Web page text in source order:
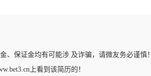
、保证金均有可能涉 及诈骗，请微友务必谨慎！
上看到该简历的！